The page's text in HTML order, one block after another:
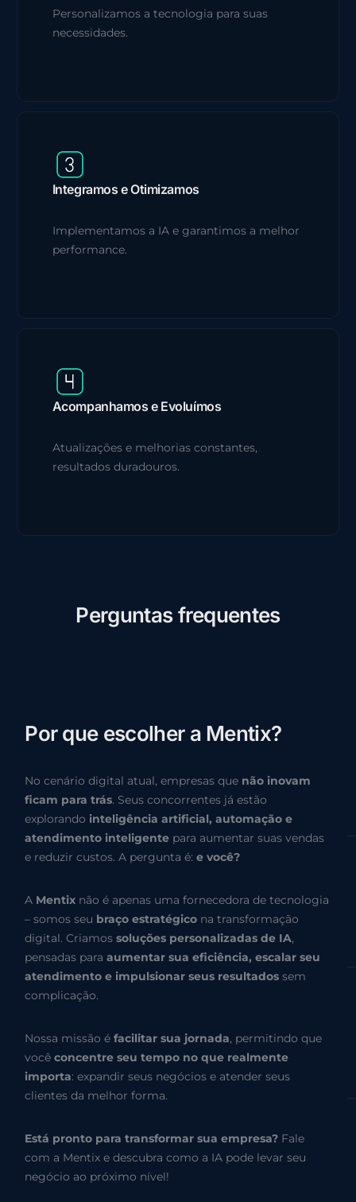
Personalizamos a tecnologia para suas
necessidades.
Integramos e Otimizamos
Implementamos a IA e garantimos a melhor
performance.
Acompanhamos e Evoluímos
Atualizações e melhorias constantes,
resultados duradouros.
Perguntas frequentes
Por que escolher a Mentix?
No cenário digital atual, empresas que não inovam
ficam para trás. Seus concorrentes já estão
explorando inteligência artificial, automação e
atendimento inteligente para aumentar suas vendas
e reduzir custos. A pergunta é:e você?
A Mentix não é apenas uma fornecedora de tecnologia
– somos seu braço estratégico na transformação
digital. Criamossoluções personalizadas de IA,
pensadas paraaumentar sua eficiência, escalar seu
atendimento e impulsionar seus resultados sem
complicação.
Nossa missão éfacilitar sua jornada, permitindo que
vocêconcentre seu tempo no que realmente
importa: expandir seus negócios e atender seus
clientes da melhor forma.
Está pronto para transformar sua empresa? Fale
com a Mentix e descubra como a IA pode levar seu
negócio ao próximo nível!